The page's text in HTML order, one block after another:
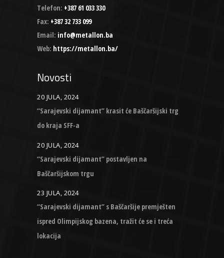
Telefon: +387 61 033 330
Fax: +387 32 733 099
Email: info@metallon.ba
Web: https://metallon.ba/
Novosti
20 JULA, 2024
“Sarajevski dijamant” krasit će Baščaršijski trg
do kraja SFF-a
20 JULA, 2024
“Sarajevski dijamant” postavljen na
Baščaršijskom trgu
23 JULA, 2024
“Sarajevski dijamant” s Baščaršije premješten
ispred Olimpijskog bazena, tražit će se i treća
lokacija